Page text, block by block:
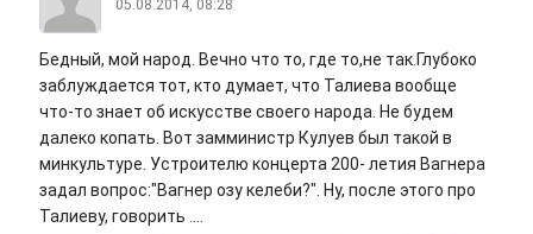
05.08.2014, 08:28
Бедный, мой народ. Вечно что то, где то,не так.Глубоко
заблуждается тот, кто думает, что Талиева вообще
что-то знает об искусстве своего народа. Не будем
далеко копать. Вот замминистр Кулуев был такой в
минкультуре. Устроителю концерта 200- летия Вагнера
задал вопрос:"Вагнер озу келеби?". Ну, после этого про
Талиеву, говорить ....